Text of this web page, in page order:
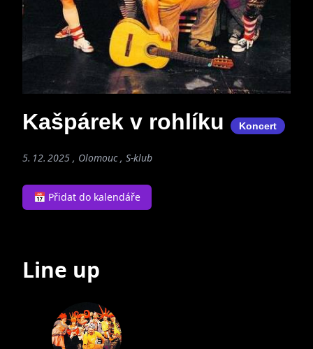
Kašpárek v rohlíku Koncert
5. 12. 2025 , Olomouc , S-klub
📅 Přidat do kalendáře
Line up